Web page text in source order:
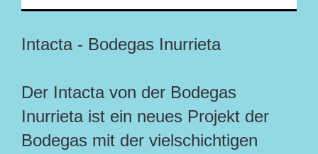
Intacta - Bodegas Inurrieta
Der Intacta von der Bodegas
Inurrieta ist ein neues Projekt der
Bodegas mit der vielschichtigen